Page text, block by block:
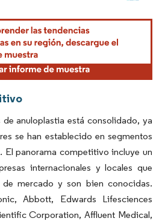
uso requiere atribución según CC BY 4.0.
anuloplastia está consolidado, ya
se han establecido en segmentos
El panorama competitivo incluye un
internacionales y locales que
mercado y son bien conocidas.
Abbott, Edwards Lifesciences
Corporation, Affluent Medical,